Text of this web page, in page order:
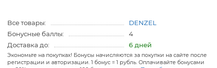
Все товары:
DENZEL
Бонусные баллы:
4
Доставка до:
6 дней
Экономьте на покупках! Бонусы начисляются за покупки на сайте после
регистрации и авторизации. 1 бонус = 1 рубль. Оплачивайте бонусами